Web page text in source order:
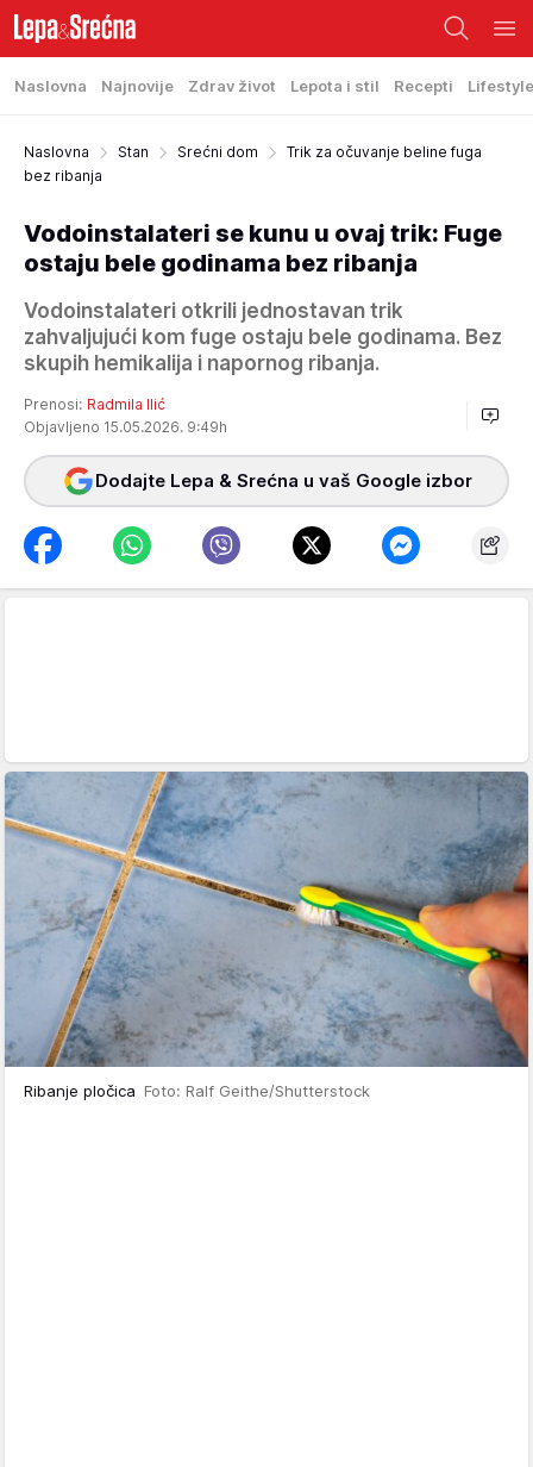
Naslovna Najnovije Zdrav život Lepota i stil Recepti Lifestyle
Naslovna Stan Srećni dom
Trik za očuvanje beline fuga
bez ribanja
Vodoinstalateri se kunu u ovaj trik: Fuge
ostaju bele godinama bez ribanja
Vodoinstalateri otkrili jednostavan trik
zahvaljujući kom fuge ostaju bele godinama. Bez
skupih hemikalija i napornog ribanja.
Prenosi: Radmila Ilić
Objavljeno 15.05.2026. 9:49h
Dodajte Lepa & Srećna u vaš Google izbor
Ribanje pločica Foto: Ralf Geithe/Shutterstock